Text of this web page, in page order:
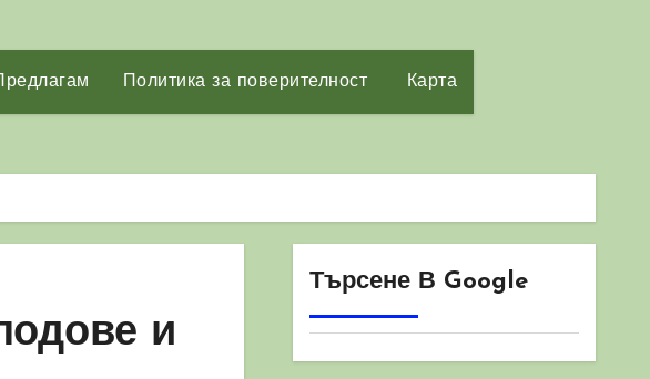
Предлагам Политика за поверителност Карта
и
Търсене В Google